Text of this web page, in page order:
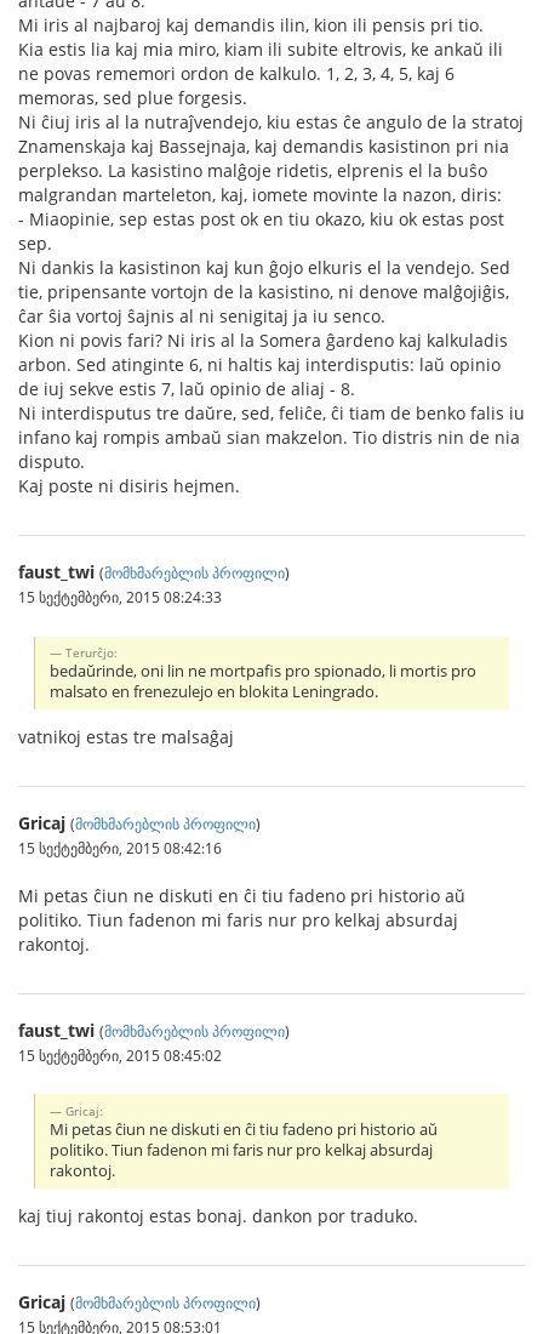
Mi iris al najbaroj kaj demandis ilin, kion ili pensis pri tio.
Kia estis lia kaj mia miro, kiam ili subite eltrovis, ke ankaŭ ili
ne povas rememori ordon de kalkulo. 1, 2, 3, 4, 5, kaj 6
memoras, sed plue forgesis.
Ni ĉiuj iris al la nutraĵvendejo, kiu estas ĉe angulo de la stratoj
Znamenskaja kaj Bassejnaja, kaj demandis kasistinon pri nia
perplekso. La kasistino malĝoje ridetis, elprenis el la buŝo
malgrandan marteleton, kaj, iomete movinte la nazon, diris:
- Miaopinie, sep estas post ok en tiu okazo, kiu ok estas post
sep.
Ni dankis la kasistinon kaj kun ĝojo elkuris el la vendejo. Sed
tie, pripensante vortojn de la kasistino, ni denove malĝojiĝis,
ĉar ŝia vortoj ŝajnis al ni senigitaj ja iu senco.
Kion ni povis fari? Ni iris al la Somera ĝardeno kaj kalkuladis
arbon. Sed atinginte 6, ni haltis kaj interdisputis: laŭ opinio
de iuj sekve estis 7, laŭ opinio de aliaj - 8.
Ni interdisputus tre daŭre, sed, feliĉe, ĉi tiam de benko falis iu
infano kaj rompis ambaŭ sian makzelon. Tio distris nin de nia
disputo.
Kaj poste ni disiris hejmen.
faust_twi (მომხმარებლის პროფილი)
15 სექტემბერი, 2015 08:24:33
Тerurĉjo:
bedaŭrinde, oni lin ne mortpafis pro spionado, li mortis pro
malsato en frenezulejo en blokita Leningrado.
vatnikoj estas tre malsaĝaj
Gricaj (მომხმარებლის პროფილი)
15 სექტემბერი, 2015 08:42:16
Mi petas ĉiun ne diskuti en ĉi tiu fadeno pri historio aŭ
politiko. Tiun fadenon mi faris nur pro kelkaj absurdaj
rakontoj.
faust_twi (მომხმარებლის პროფილი)
15 სექტემბერი, 2015 08:45:02
Gricaj:
Mi petas ĉiun ne diskuti en ĉi tiu fadeno pri historio aŭ
politiko. Tiun fadenon mi faris nur pro kelkaj absurdaj
rakontoj.
kaj tiuj rakontoj estas bonaj. dankon por traduko.
Gricaj (მომხმარებლის პროფილი)
15 სექტემბერი, 2015 08:53:01